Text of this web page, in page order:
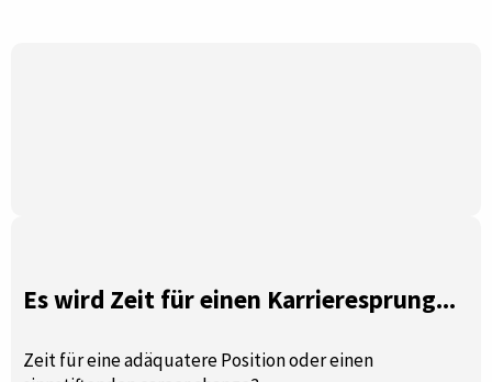
Es wird Zeit für einen Karrieresprung...
Zeit für eine adäquatere Position oder einen